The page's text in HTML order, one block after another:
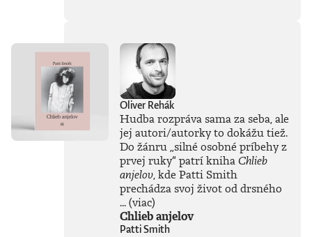
Oliver Rehák
Hudba rozpráva sama za seba, ale
jej autori/autorky to dokážu tiež.
Do žánru „silné osobné príbehy z
prvej ruky“patrí knihaChlieb
anjelov, kde Patti Smith
prechádza svoj život od drsného
...(viac)
Chlieb anjelov
Patti Smith